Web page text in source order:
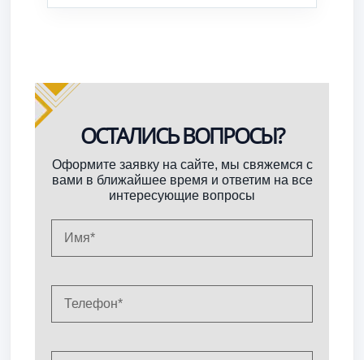
ОСТАЛИСЬ ВОПРОСЫ?
Оформите заявку на сайте, мы свяжемся с
вами в ближайшее время и ответим на все
интересующие вопросы